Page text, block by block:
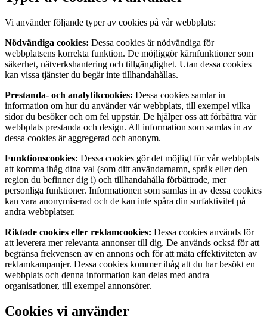
Vi använder följande typer av cookies på vår webbplats:
Nödvändiga cookies: Dessa cookies är nödvändiga för
webbplatsens korrekta funktion. De möjliggör kärnfunktioner som
säkerhet, nätverkshantering och tillgänglighet. Utan dessa cookies
kan vissa tjänster du begär inte tillhandahållas.
Prestanda- och analytikcookies: Dessa cookies samlar in
information om hur du använder vår webbplats, till exempel vilka
sidor du besöker och om fel uppstår. De hjälper oss att förbättra vår
webbplats prestanda och design. All information som samlas in av
dessa cookies är aggregerad och anonym.
Funktionscookies: Dessa cookies gör det möjligt för vår webbplats
att komma ihåg dina val (som ditt användarnamn, språk eller den
region du befinner dig i) och tillhandahålla förbättrade, mer
personliga funktioner. Informationen som samlas in av dessa cookies
kan vara anonymiserad och de kan inte spåra din surfaktivitet på
andra webbplatser.
Riktade cookies eller reklamcookies: Dessa cookies används för
att leverera mer relevanta annonser till dig. De används också för att
begränsa frekvensen av en annons och för att mäta effektiviteten av
reklamkampanjer. Dessa cookies kommer ihåg att du har besökt en
webbplats och denna information kan delas med andra
organisationer, till exempel annonsörer.
Cookies vi använder